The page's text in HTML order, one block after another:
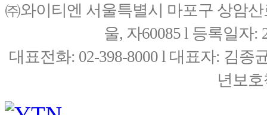
㈜와이티엔 서울특별시 마포구 상암
울, 자60085 l 등록일자:
대표전화: 02-398-8000 l 대표자: 김종
년보